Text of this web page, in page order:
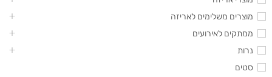
מוצרים משלימים לאריזה
ממתקים לאירועים
נרות
סטים